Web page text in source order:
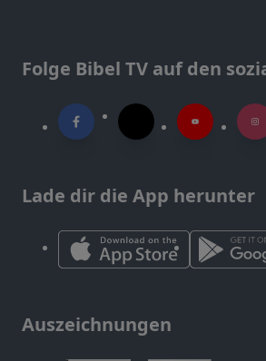
Folge Bibel TV auf den
Lade dir die App herunter
Auszeichnungen